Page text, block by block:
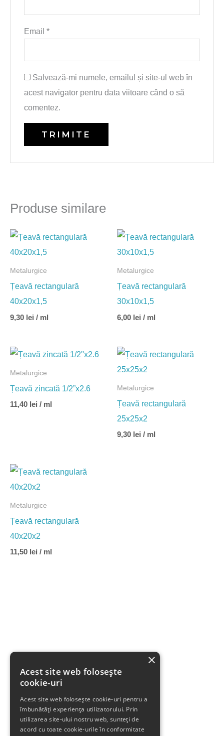
Email*
Salvează-mi numele, emailul și site-ul web în
acest navigator pentru data viitoare când o să
comentez.
Produse similare
Metalurgice
Țeavă rectangulară
40x20x1,5
9,30 lei / ml
Metalurgice
Țeavă rectangulară
30x10x1,5
6,00 lei / ml
Metalurgice
Țeavă zincată 1/2”x2.6
11,40 lei / ml
Metalurgice
Țeavă rectangulară
25x25x2
9,30 lei / ml
Metalurgice
Țeavă rectangulară
40x20x2
11,50 lei / ml
×
Acest site web folosește
cookie-uri
Acest site web folosește cookie-uri pentru a
îmbunătăți experiența utilizatorului. Prin
utilizarea site-ului nostru web, sunteți de
acord cu toate cookie-urile în conformitate